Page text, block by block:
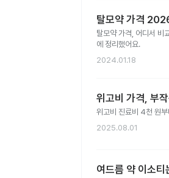
탈모약 가격
탈모약 가격, 어디서 비
에 정리했어요.
2024.01.18
위고비 가격, 부
위고비 진료비 4천 원
2025.08.01
여드름 약 이소